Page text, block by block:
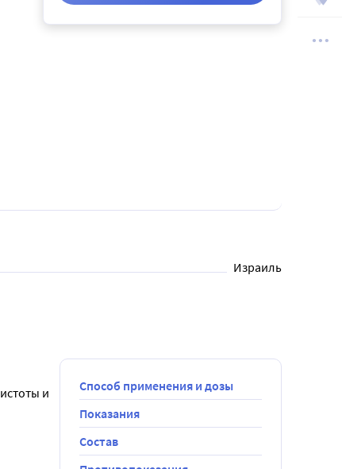
Израиль
и
Способ применения и дозы
Показания
Состав